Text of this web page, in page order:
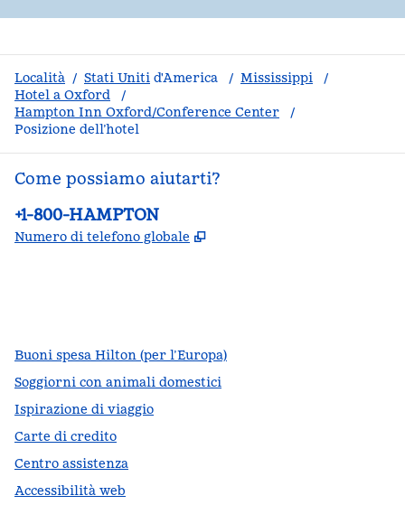
Località / Stati Uniti d'America / Mississippi
/
Hotel a Oxford
/
Hampton Inn Oxford/Conference Center
/
Posizione dell’hotel
Come possiamo aiutarti?
Telefono:
+1-800-HAMPTON
Numero di telefono globale ,
Buoni spesa Hilton (per l’Europa)
Soggiorni con animali domestici
Ispirazione di viaggio
Carte di credito
Centro assistenza
Accessibilità web